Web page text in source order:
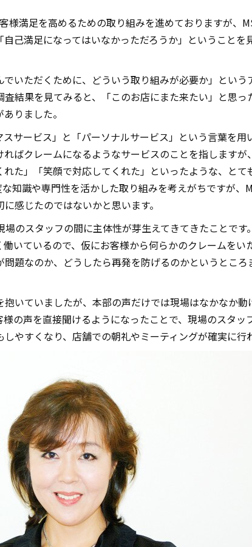
様満足を高めるための取り組みを進めておりますが、
己満足になってはいなかっただろうか」ということを
いただくために、どういう取り組みが必要か」という
結果を見てみると、「このお店にまた来たい」と思
りました。
サービス」と「パーソナルサービス」という言葉を用
ばクレームになるようなサービスのことを指しますが
た」「笑顔で対応してくれた」といったような、とて
知識や専門性を活かした取り組みを考えがちですが、
感じたのではないかと思います。
のスタッフの間に主体性が芽生えてきてきたことで
いているので、仮にお客様から何らかのクレームをい
題なのか、どうしたら再発を防げるのかというところ
いていましたが、本部の声だけでは現場はなかなか
の声を直接聞けるようになったことで、現場のスタッ
やすくなり、店舗での朝礼やミーティングが確実に行